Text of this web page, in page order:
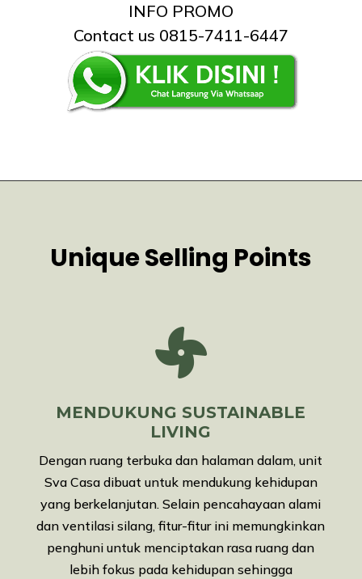
INFO PROMO
Contact us 0815-7411-6447
Unique Selling Points

MENDUKUNG SUSTAINABLE
LIVING
Dengan ruang terbuka dan halaman dalam, unit
Sva Casa dibuat untuk mendukung kehidupan
yang berkelanjutan. Selain pencahayaan alami
dan ventilasi silang, fitur-fitur ini memungkinkan
penghuni untuk menciptakan rasa ruang dan
lebih fokus pada kehidupan sehingga